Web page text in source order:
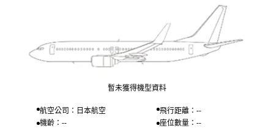
暫未獲得機型資料
航空公司：日本航空
飛行距離：--
機齡：--
座位數量：--